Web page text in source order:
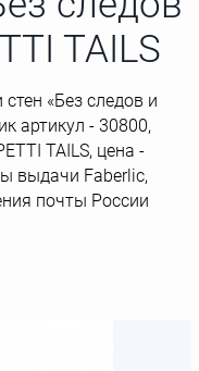
TAILS
«Без следов и
артикул - 30800,
TAILS, цена -
выдачи Faberlic,
почты России